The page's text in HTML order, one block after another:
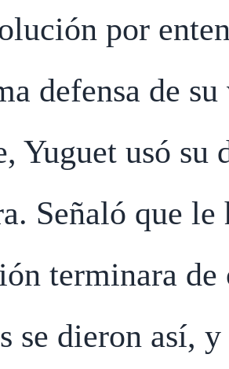
por
defensa de
Yuguet usó
Señaló que
terminara
se dieron así,